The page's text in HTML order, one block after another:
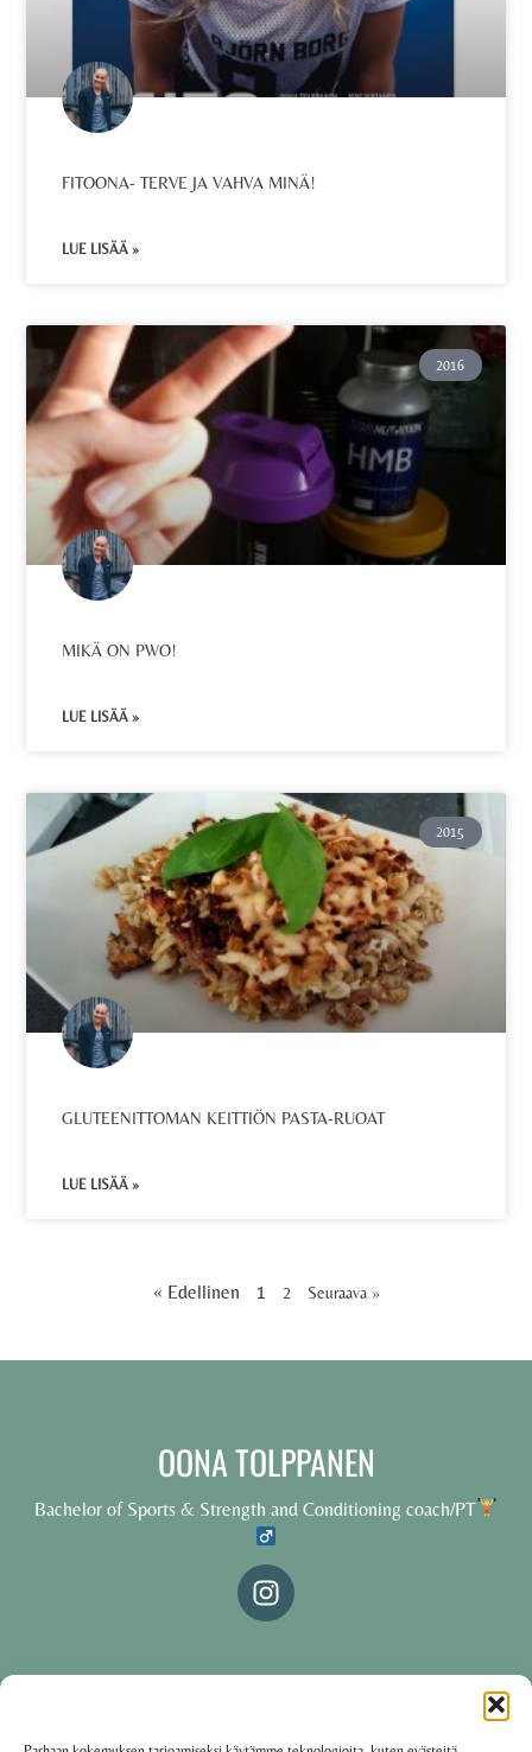
FITOONA- TERVE JA VAHVA MINÄ!
LUE LISÄÄ »
2016
MIKÄ ON PWO!
LUE LISÄÄ »
2015
GLUTEENITTOMAN KEITTIÖN PASTA-RUOAT
LUE LISÄÄ »
« Edellinen 1 2 Seuraava »
OONA TOLPPANEN
Bachelor of Sports & Strength and Conditioning coach/PT